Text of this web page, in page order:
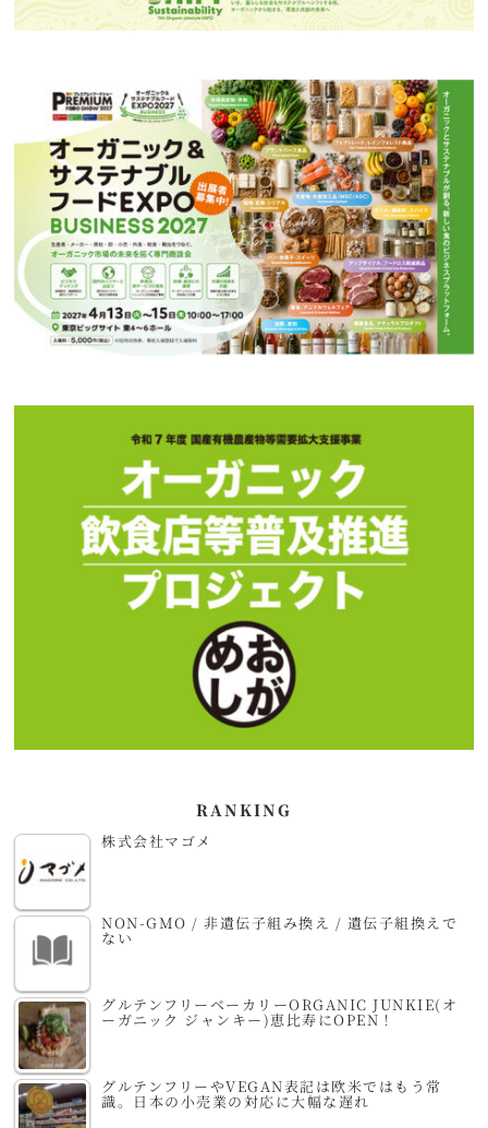
RANKING
株式会社マゴメ
NON-GMO / 非遺伝子組み換え / 遺伝子組換えで
ない
グルテンフリーベーカリーORGANIC JUNKIE(オ
ーガニック ジャンキー)恵比寿にOPEN！
グルテンフリーやVEGAN表記は欧米ではもう常
識。日本の小売業の対応に大幅な遅れ